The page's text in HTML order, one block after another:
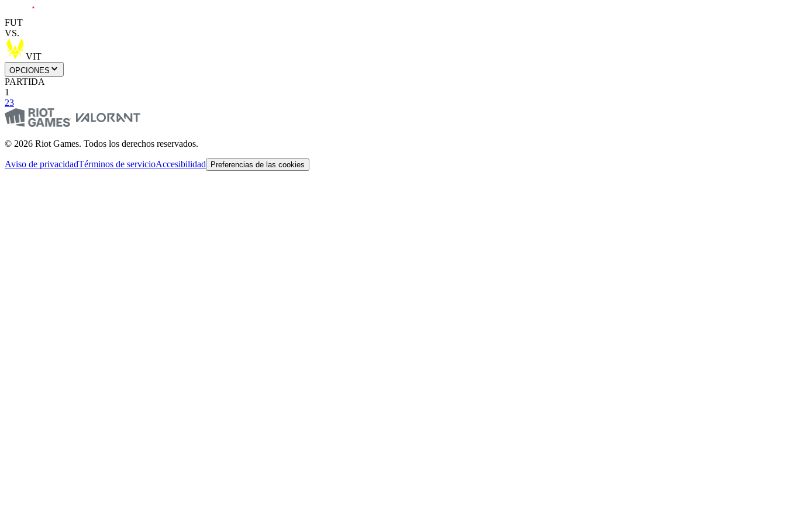
FUT
VS.
VIT
OPCIONES
PARTIDA
1
23
© 2026 Riot Games. Todos los derechos reservados.
Aviso de privacidadTérminos de servicioAccesibilidad Preferencias de las cookies